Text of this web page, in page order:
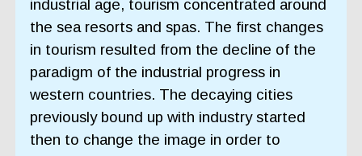
industrial age, tourism concentrated around
the sea resorts and spas. The first changes
in tourism resulted from the decline of the
paradigm of the industrial progress in
western countries. The decaying cities
previously bound up with industry started
then to change the image in order to